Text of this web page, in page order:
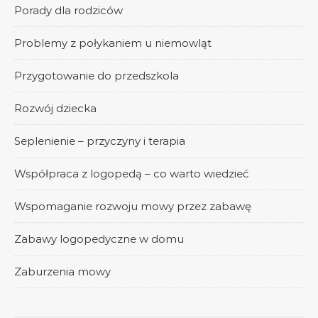
Porady dla rodziców
Problemy z połykaniem u niemowląt
Przygotowanie do przedszkola
Rozwój dziecka
Seplenienie – przyczyny i terapia
Współpraca z logopedą – co warto wiedzieć
Wspomaganie rozwoju mowy przez zabawę
Zabawy logopedyczne w domu
Zaburzenia mowy